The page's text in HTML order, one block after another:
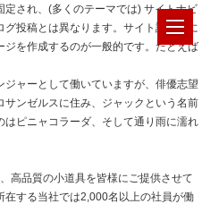
され、(多くのテーマでは) サイトナビ
投稿とは異なります。サイト訪問者に
を作成するのが一般的です。たとえば
ャーとして働いていますが、俳優志望
ンゼルスに住み、ジャックという名前
ピニャコラーダ、そして通り雨に濡れ
高品質の小道具を皆様にご提供させて
する当社では2,000名以上の社員が働